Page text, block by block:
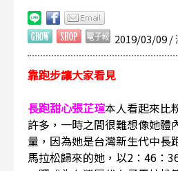
2019/03/09 /
靠跑步讓大家看見
長跑甜心張芷瑄本人看起來比
許多，一時之間很難想像她體
量，因為她是台灣新生代中長
馬拉松歸來的她，以2：46：